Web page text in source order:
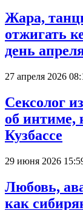
Жара,
отжигать
день
27 апреля 2026
Сексолог
об интиме,
Кузбассе
29 июня 2026
Любовь,
как